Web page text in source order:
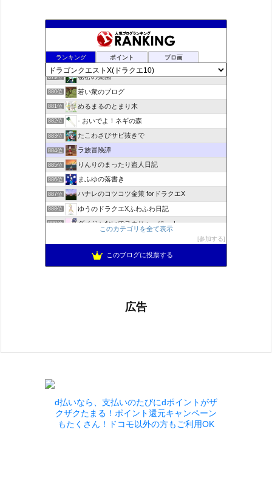
ランキング ポイント ブロ画
夢路電信草紙
878位 ドラクエＸプラス
879位 秘密の楽園
880位 若い衆のブログ
881位 めるまるのとまり木
882位 - おいでよ！ネギの森
883位 たこわさびサビ抜きで
884位 ラ族冒険譚
885位 りんりのまったり盗人日記
886位 まふゆの落書き
887位 ハナレのコツコツ金策 forドラクエX
888位 ゆうのドラクエXふわふわ日記
889位 ダメジャないでスカじゃーにー！
ドラクエ10 ぱふぱふ日記
このカテゴリを全て表示
参加する
このブログに投票する
広告
d払いなら、支払いのたびにdポイントがザ
クザクたまる！ポイント還元キャンペーン
もたくさん！ドコモ以外の方もご利用OK